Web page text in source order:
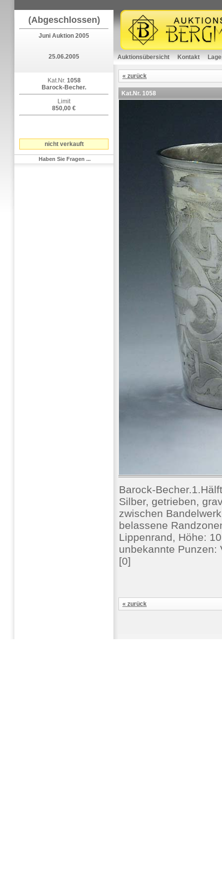
(Abgeschlossen)
Juni Auktion 2005
25.06.2005
Kat.Nr. 1058
Barock-Becher.
Limit
850,00 €
nicht verkauft
Haben Sie Fragen ...
Auktionsübersicht Kontakt
« zurück
Kat.Nr. 1058
Barock-
Silber, getrieben,
zwischen
belassene
Lippenrand, Höhe:
unbekannte Punzen:
[0]
« zurück